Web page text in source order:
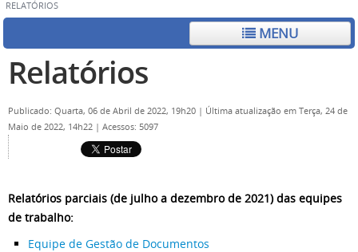
RELATÓRIOS
MENU
Relatórios
Publicado: Quarta, 06 de Abril de 2022, 19h20 | Última atualização em Terça, 24 de
Maio de 2022, 14h22 | Acessos: 5097
Relatórios parciais (de julho a dezembro de 2021) das equipes
de trabalho:
Equipe de Gestão de Documentos